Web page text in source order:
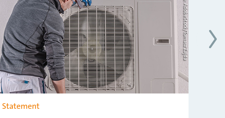
Foto: AdobeStock/Tomasz Zajda
Statement